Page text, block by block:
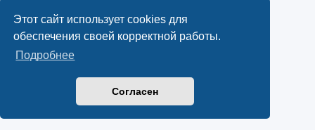
Этот сайт использует cookies для
обеспечения своей корректной работы.
Подробнее
Согласен